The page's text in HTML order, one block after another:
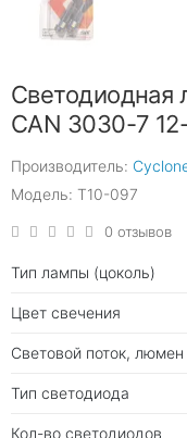
Светодиодная
CAN 3030-7
Производитель:
Модель: T10-097
0 отзывов
Тип лампы (цоколь)
Цвет свечения
Световой поток, люмен
Тип светодиода
Кол-во светодиодов